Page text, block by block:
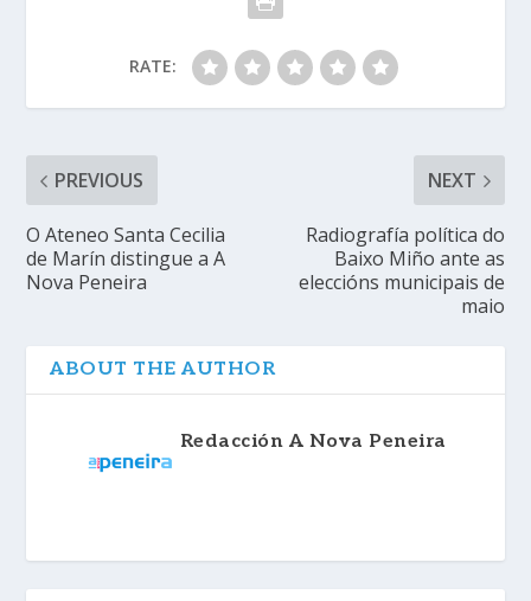
RATE:
PREVIOUS
O Ateneo Santa Cecilia
de Marín distingue a A
Nova Peneira
NEXT
Radiografía política do
Baixo Miño ante as
eleccións municipais de
maio
ABOUT THE AUTHOR
Redacción A Nova Peneira